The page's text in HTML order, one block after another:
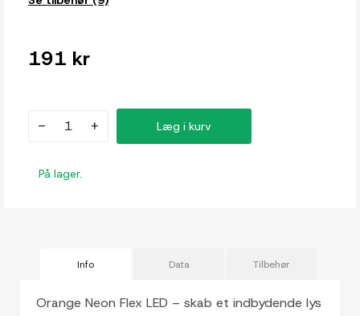
191 kr
- + Læg i kurv
På lager.
Info Data Tilbehør
Orange Neon Flex LED – skab et indbydende lys